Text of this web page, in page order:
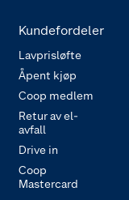
Kundefordeler
Lavprisløfte
Åpent kjøp
Coop medlem
Retur av el-
avfall
Drive in
Coop
Mastercard